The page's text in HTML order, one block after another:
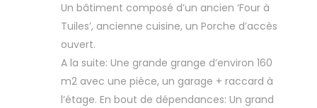
Un bâtiment composé d’un ancien ‘Four à
Tuiles’, ancienne cuisine, un Porche d’accès
ouvert.
A la suite: Une grande grange d’environ 160
m2 avec une pièce, un garage + raccard à
l’étage. En bout de dépendances: Un grand